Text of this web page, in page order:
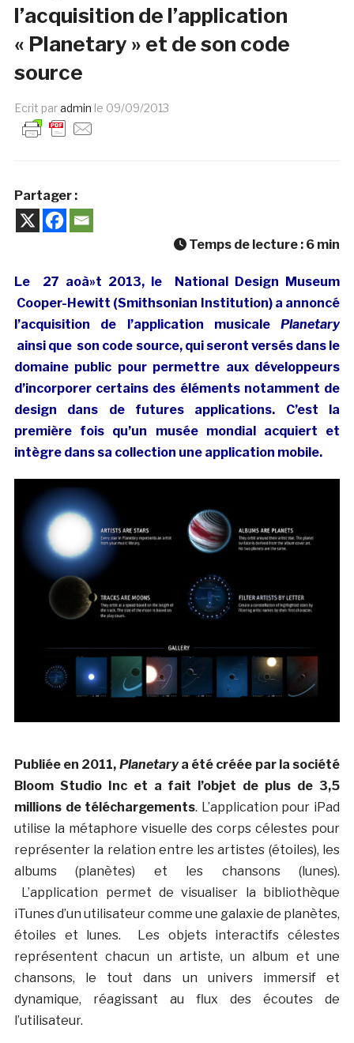
l’acquisition de l’application
« Planetary » et de son code
source
Ecrit paradmin le 09/09/2013
Partager :
Temps de lecture : 6 min
Le 27 aoà»t 2013, le National Design Museum
Cooper-Hewitt (Smithsonian Institution) a annoncé
l’acquisition de l’application musicalePlanetary
ainsi que son code source, qui seront versés dans le
domaine public pour permettre aux développeurs
d’incorporer certains des éléments notamment de
design dans de futures applications. C’est la
première fois qu’un musée mondial acquiert et
intègre dans sa collection une application mobile.
Publiée en 2011, Planetarya été créée par la société
Bloom Studio Inc et a fait l’objet de plus de 3,5
millions de téléchargements. L’application pour iPad
utilise la métaphore visuelle des corps célestes pour
représenter la relation entre les artistes (étoiles), les
albums (planètes) et les chansons (lunes).
L’application permet de visualiser la bibliothèque
iTunes d’un utilisateur comme une galaxie de planètes,
étoiles et lunes. Les objets interactifs célestes
représentent chacun un artiste, un album et une
chansons, le tout dans un univers immersif et
dynamique, réagissant au flux des écoutes de
l’utilisateur.